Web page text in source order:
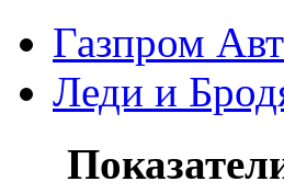
Газпром
Леди и